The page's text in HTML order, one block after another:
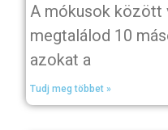
A mókusok között
megtalálod 10
azokat a
Tudj meg többet »